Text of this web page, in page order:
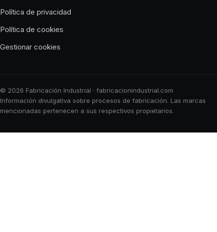
Política de privacidad
Política de cookies
Gestionar cookies
© 2026 Fabricación Industrial · fabricacionindustrial.com
Información divulgativa sobre procesos de fabricación. Las marcas
mencionadas pertenecen a sus respectivos propietarios.